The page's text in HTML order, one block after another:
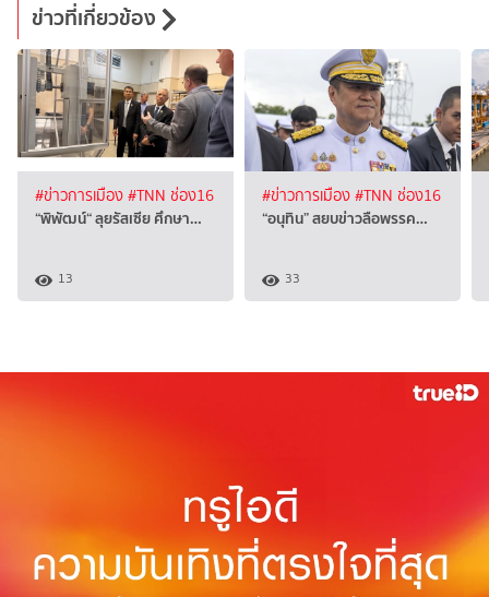
ข่าวที่เกี่ยวข้อง
#ข่าวการเมือง#TNN ช่อง16
“พิพัฒน์“ ลุยรัสเซีย ศึกษา…
13
#ข่าวการเมือง#TNN ช่อง16
“อนุทิน” สยบข่าวลือพรรค…
33